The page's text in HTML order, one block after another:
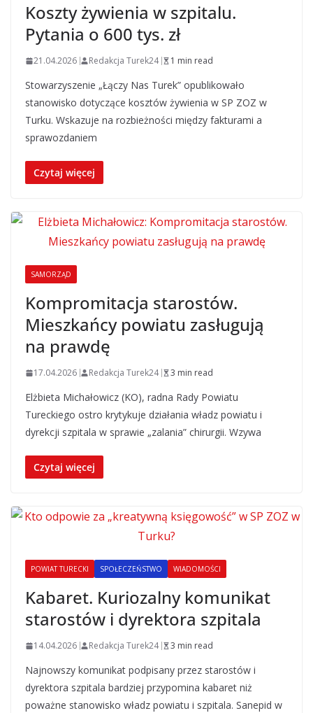
Koszty żywienia w szpitalu.
Pytania o 600 tys. zł
21.04.2026 Redakcja Turek24 1 min read
Stowarzyszenie „Łączy Nas Turek” opublikowało
stanowisko dotyczące kosztów żywienia w SP ZOZ w
Turku. Wskazuje na rozbieżności między fakturami a
sprawozdaniem
Czytaj więcej
SAMORZĄD
Kompromitacja starostów.
Mieszkańcy powiatu zasługują
na prawdę
17.04.2026 Redakcja Turek24 3 min read
Elżbieta Michałowicz (KO), radna Rady Powiatu
Tureckiego ostro krytykuje działania władz powiatu i
dyrekcji szpitala w sprawie „zalania” chirurgii. Wzywa
Czytaj więcej
POWIAT TURECKI SPOŁECZEŃSTWO WIADOMOŚCI
Kabaret. Kuriozalny komunikat
starostów i dyrektora szpitala
14.04.2026 Redakcja Turek24 3 min read
Najnowszy komunikat podpisany przez starostów i
dyrektora szpitala bardziej przypomina kabaret niż
poważne stanowisko władz powiatu i szpitala. Sanepid w